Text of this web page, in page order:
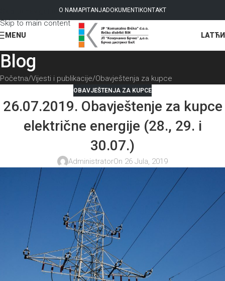
Skip to navigation
Skip to main content
O NAMAPITANJADOKUMENTI KONTAKT
MENU LAT
Blog
Početna Vijesti i publikacije Obavještenja za kupce
OBAVJEŠTENJA ZA KUPCE
26.07.2019. Obavještenje za kupce
električne energije (28., 29. i
30.07.)
AdministratorOn 26 Jula, 2019